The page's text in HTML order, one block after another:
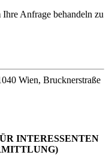
Anfrage behandeln zu
Wien, Brucknerstraße
INTERESSENTEN